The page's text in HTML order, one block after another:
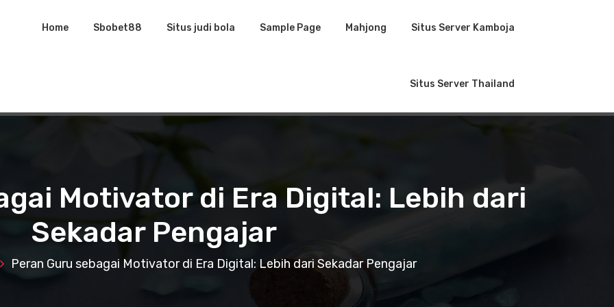
Home Sbobet88 Situs judi bola Sample Page Mahjong Situs Server Kamboja
Situs Server Thailand
Motivator di Era Digital: Lebih dari
Sekadar Pengajar
Peran Guru sebagai Motivator di Era Digital: Lebih dari Sekadar Pengajar